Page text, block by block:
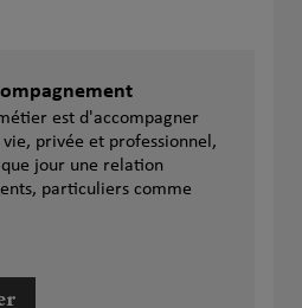
est d'accompagner
privée et professionnel,
jour une relation
particuliers comme